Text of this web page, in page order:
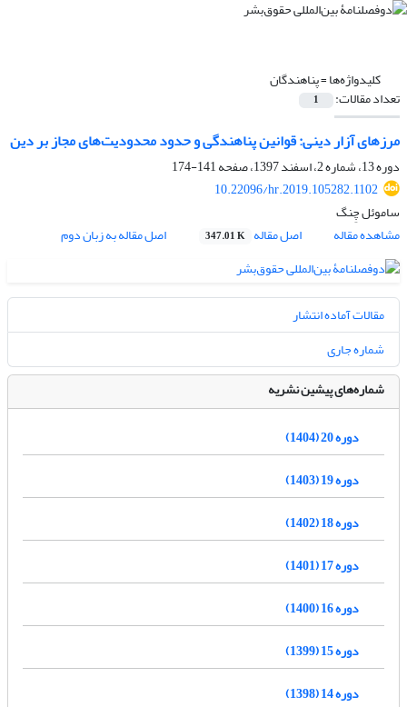
کلیدواژه‌ها =پناهندگان
تعداد مقالات: 1
مرزهای آزار دینی: قوانین پناهندگی و حدود محدودیت‌های مجاز بر دین
دوره 13، شماره 2، اسفند 1397، صفحه
141-174
10.22096/hr.2019.105282.1102
ساموئل چِنگ
مشاهده مقاله
اصل مقاله 347.01 K اصل مقاله به زبان دوم
مقالات آماده انتشار
شماره جاری
شماره‌های پیشین نشریه
دوره 20 (1404)
دوره 19 (1403)
دوره 18 (1402)
دوره 17 (1401)
دوره 16 (1400)
دوره 15 (1399)
دوره 14 (1398)